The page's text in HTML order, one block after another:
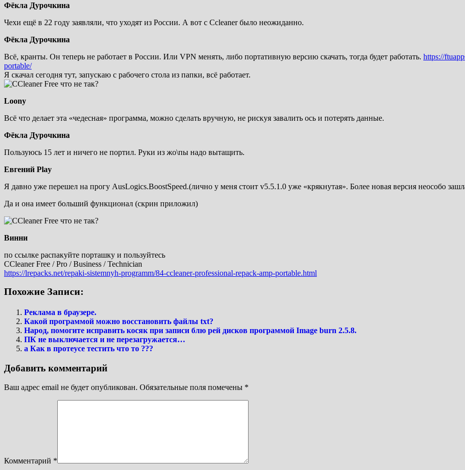
Фёкла Дурочкина
Чехи ещё в 22 году заявляли, что уходят из России. А вот с Ccleaner было неожиданно.
Фёкла Дурочкина
Всё, кранты. Он теперь не работает в России. Или VPN менять, либо портативную версию скачать, тогда будет работать. https://
portable/
Я скачал сегодня тут, запускаю с рабочего стола из папки, всё работает.
Loony
Всё что делает эта «чедесная» программа, можно сделать вручную, не рискуя завалить ось и потерять данные.
Фёкла Дурочкина
Пользуюсь 15 лет и ничего не портил. Руки из жо\пы надо вытащить.
Евгений Play
Я давно уже перешел на прогу AusLogics.BoostSpeed.(лично у меня стоит v5.5.1.0 уже «крякнутая». Более новая версия неособо
Да и она имеет больший функционал (скрин приложил)
Винни
по ссылке распакуйте порташку и пользуйтесь
CCleaner Free / Pro / Business / Technician
https://lrepacks.net/repaki-sistemnyh-programm/84-ccleaner-professional-repack-amp-portable.html
Похожие Записи:
Реклама в браузере.
Какой программой можно восстановить файлы txt?
Народ, помогите исправить косяк при записи блю рей дисков программой Image burn 2.5.8.
ПК не выключается и не перезагружается…
а Как в протеусе тестить что то ???
Добавить комментарий
Ваш адрес email не будет опубликован. Обязательные поля помечены *
Комментарий *